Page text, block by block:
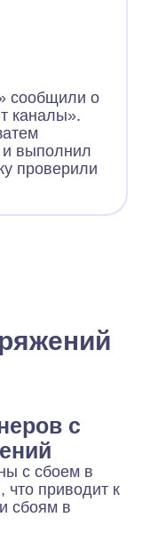
сообщили о
каналы».
выполнил
проверили
с
с сбоем в
что приводит к
сбоям в